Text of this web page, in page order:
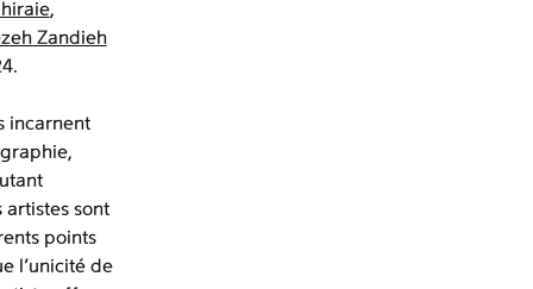
,
Zandieh
incarnent
artistes sont
points
l’unicité de